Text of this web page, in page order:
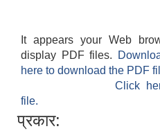
It appears your Web
display PDF files.
here to download the PDF
Click
file.
प्रकार: